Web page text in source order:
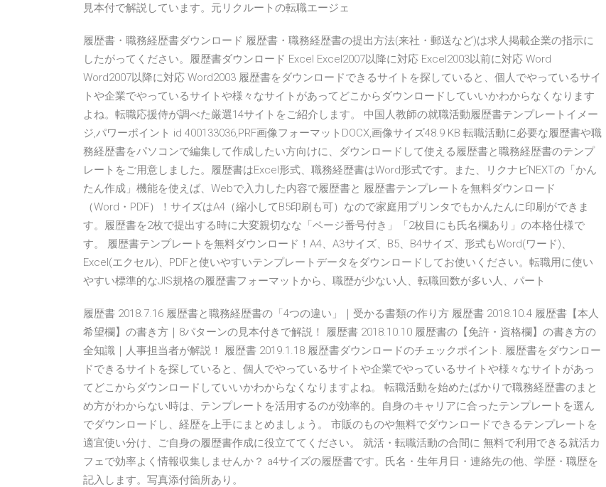
見本付で解説しています。元リクルートの転職エージェ
履歴書・職務経歴書ダウンロード 履歴書・職務経歴書の提出方法(来社・郵送など)は求人掲載企業の指示に
したがってください。履歴書ダウンロード Excel Excel2007以降に対応 Excel2003以前に対応 Word
Word2007以降に対応 Word2003 履歴書をダウンロードできるサイトを探していると、個人でやっているサイ
トや企業でやっているサイトや様々なサイトがあってどこからダウンロードしていいかわからなくなります
よね。転職応援侍が調べた厳選14サイトをご紹介します。 中国人教師の就職活動履歴書テンプレートイメー
ジ,パワーポイント id 400133036,PRF画像フォーマットDOCX,画像サイズ48.9 KB 転職活動に必要な履歴書や職
務経歴書をパソコンで編集して作成したい方向けに、ダウンロードして使える履歴書と職務経歴書のテンプ
レートをご用意しました。履歴書はExcel形式、職務経歴書はWord形式です。また、リクナビNEXTの「かん
たん作成」機能を使えば、Webで入力した内容で履歴書と 履歴書テンプレートを無料ダウンロード
（Word・PDF）！サイズはA4（縮小してB5印刷も可）なので家庭用プリンタでもかんたんに印刷ができま
す。履歴書を2枚で提出する時に大変親切なな「ページ番号付き」「2枚目にも氏名欄あり」の本格仕様で
す。 履歴書テンプレートを無料ダウンロード！A4、A3サイズ、B5、B4サイズ、形式もWord(ワード)、
Excel(エクセル)、PDFと使いやすいテンプレートデータをダウンロードしてお使いください。転職用に使い
やすい標準的なJIS規格の履歴書フォーマットから、職歴が少ない人、転職回数が多い人、パート
履歴書 2018.7.16 履歴書と職務経歴書の「4つの違い」｜受かる書類の作り方 履歴書 2018.10.4 履歴書【本人
希望欄】の書き方｜8パターンの見本付きで解説！ 履歴書 2018.10.10 履歴書の【免許・資格欄】の書き方の
全知識｜人事担当者が解説！ 履歴書 2019.1.18 履歴書ダウンロードのチェックポイント. 履歴書をダウンロー
ドできるサイトを探していると、個人でやっているサイトや企業でやっているサイトや様々なサイトがあっ
てどこからダウンロードしていいかわからなくなりますよね。 転職活動を始めたばかりで職務経歴書のまと
め方がわからない時は、テンプレートを活用するのが効率的。自身のキャリアに合ったテンプレートを選ん
でダウンロードし、経歴を上手にまとめましょう。 市販のものや無料でダウンロードできるテンプレートを
適宜使い分け、ご自身の履歴書作成に役立ててください。 就活・転職活動の合間に 無料で利用できる就活カ
フェで効率よく情報収集しませんか？ a4サイズの履歴書です。氏名・生年月日・連絡先の他、学歴・職歴を
記入します。写真添付箇所あり。